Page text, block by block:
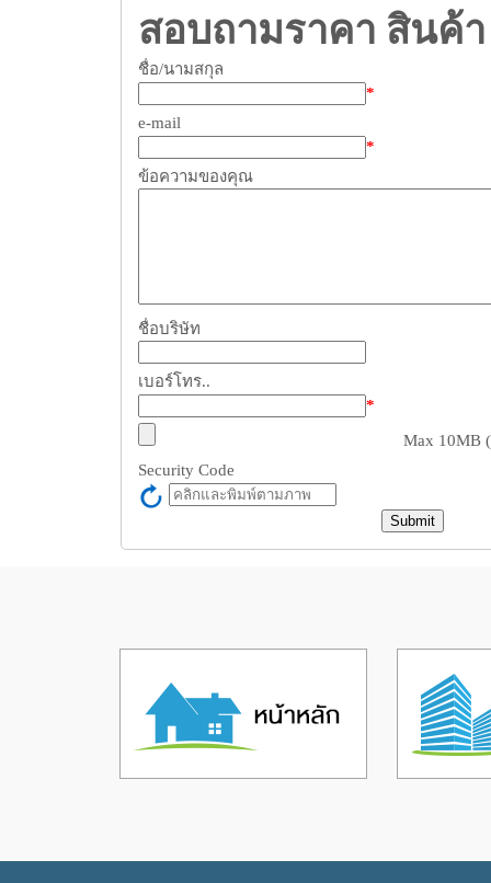
สอบถามราคา สินค้า
ชื่อ/นามสกุล
*
e-mail
*
ข้อความของคุณ
ชื่อบริษัท
เบอร์โทร..
*
Max 10MB
Security Code